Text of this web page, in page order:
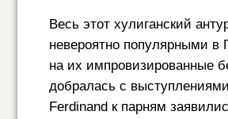
Весь этот хулиганский
невероятно популярными в
на их импровизированные
добралась с
Ferdinand к парням